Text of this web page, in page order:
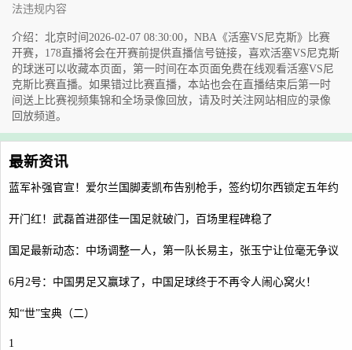
法违规内容
介绍：北京时间2026-02-07 08:30:00，NBA《活塞VS尼克斯》比赛
开赛，178直播将会在开赛前提供直播信号链接，喜欢活塞VS尼克斯
的球迷可以收藏本页面，第一时间在本页面免费在线观看活塞VS尼
克斯比赛直播。如果错过比赛直播，本站也会在直播结束后第一时
间送上比赛视频集锦和全场录像回放，请及时关注网站相应的录像
回放频道。
最新资讯
蓝军补强官宣！爱尔兰国脚麦凯布告别枪手，签约切尔西锁定五年约
开门红！武磊首进邵佳一国足就破门，百场里程碑稳了
国足最新动态：中场调整一人，第一队长易主，张玉宁让位毫无争议
6月2号：中国男足又赢球了，中国足球终于不再令人闹心窝火！
知“世”宝典（二）
1